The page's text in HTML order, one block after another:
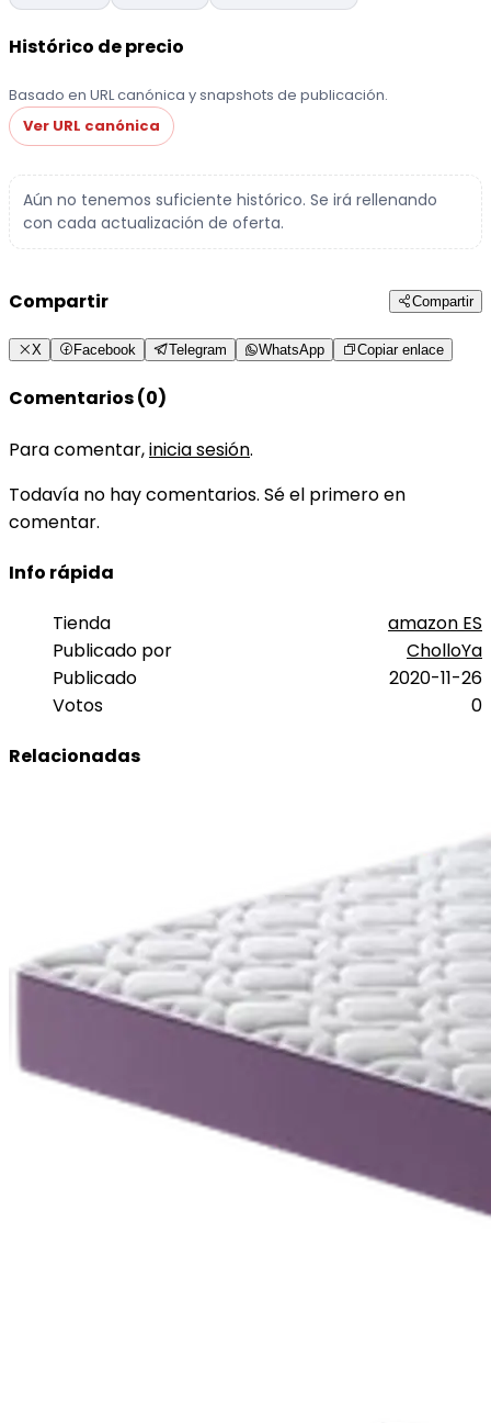
Histórico de precio
Basado en URL canónica y snapshots de publicación.
Ver URL canónica
Aún no tenemos suficiente histórico. Se irá rellenando
con cada actualización de oferta.
Compartir Compartir
X Facebook Telegram WhatsApp Copiar enlace
Comentarios (0)
Para comentar,inicia sesión.
Todavía no hay comentarios. Sé el primero en
comentar.
Info rápida
Tienda
amazon ES
Publicado por
CholloYa
Publicado
2020-11-26
Votos
0
Relacionadas